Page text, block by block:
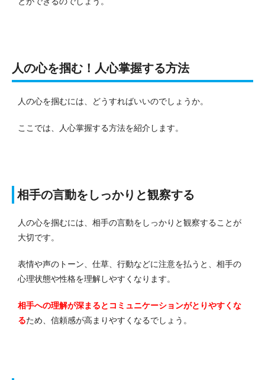
人の心を掴む！人心掌握する方法
人の心を掴むには、どうすればいいのでしょうか。
ここでは、人心掌握する方法を紹介します。
相手の言動をしっかりと観察する
人の心を掴むには、相手の言動をしっかりと観察することが
大切です。
表情や声のトーン、仕草、行動などに注意を払うと、相手の
心理状態や性格を理解しやすくなります。
相手への理解が深まるとコミュニケーションがとりやすくな
るため、信頼感が高まりやすくなるでしょう。